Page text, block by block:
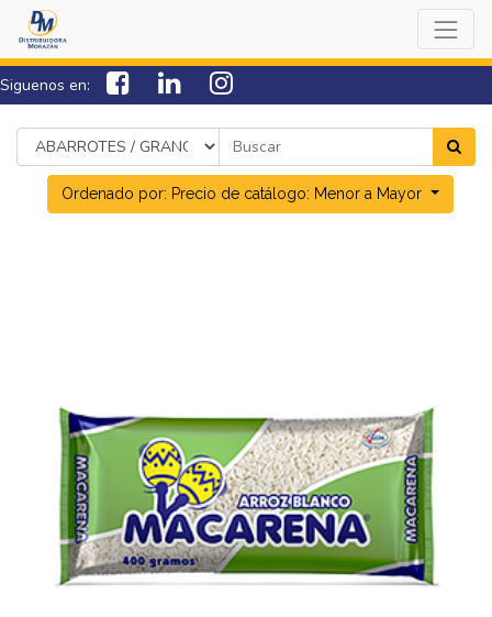
Siguenos en:
7538-0000 sac@lamorazan.com
Ordenado por: Precio de catálogo: Menor a Mayor